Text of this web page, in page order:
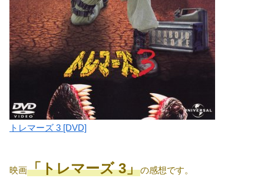
トレマーズ 3 [DVD]
映画「トレマーズ 3」の感想です。